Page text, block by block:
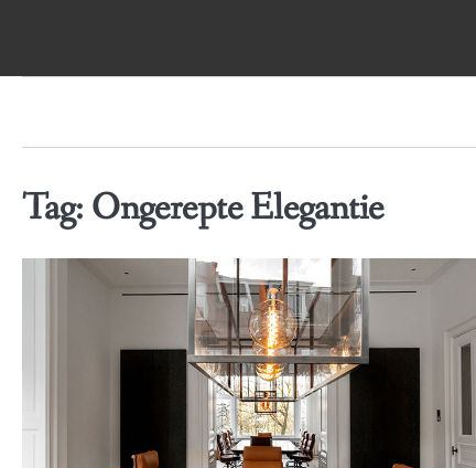
Tag: Ongerepte Elegantie